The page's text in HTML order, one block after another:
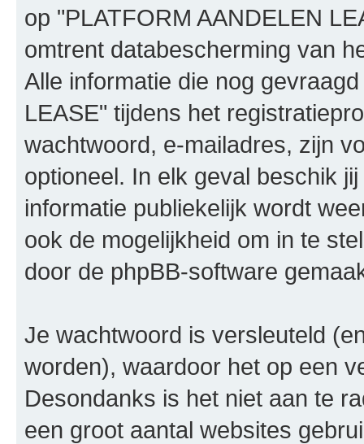
op "PLATFORM AANDELEN
omtrent databescherming van
Alle informatie die nog
LEASE" tijdens het
wachtwoord, e-mailadres, zijn
optioneel. In elk geval beschik
informatie publiekelijk wordt
ook de mogelijkheid om in te
door de phpBB-software
Je wachtwoord is versleuteld
worden), waardoor het op een
Desondanks is het niet aan te
een groot aantal websites